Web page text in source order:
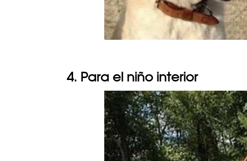
4. Para el niño interior